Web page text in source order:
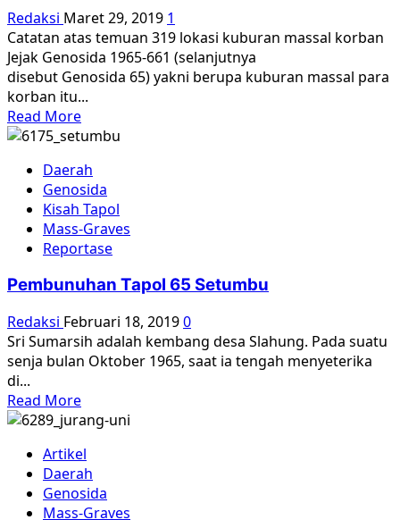
Redaksi Maret 29, 2019 1
Catatan atas temuan 319 lokasi kuburan massal korban
Jejak Genosida 1965-661 (selanjutnya
disebut Genosida 65) yakni berupa kuburan massal para
korban itu...
Read MoreRead
more
Jejak
Kejahatan
Genosida
1965
itu
Adanya
Daerah
Genosida
Kisah Tapol
Mass-Graves
Reportase
Pembunuhan Tapol 65 Setumbu
Redaksi Februari 18, 20190
Sri Sumarsih adalah kembang desa Slahung. Pada suatu
senja bulan Oktober 1965, saat ia tengah menyeterika
di...
Read MoreRead
more
Pembunuhan
Tapol
65
Artikel
Daerah
Genosida
Mass-Graves